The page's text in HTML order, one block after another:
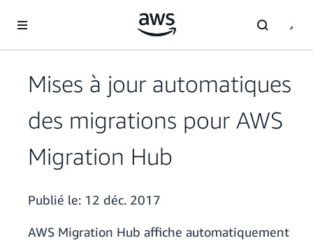
Mises à jour automatiques
des migrations pour AWS
Migration Hub
Publié le: 12 déc. 2017
AWS Migration Hub affiche automatiquement